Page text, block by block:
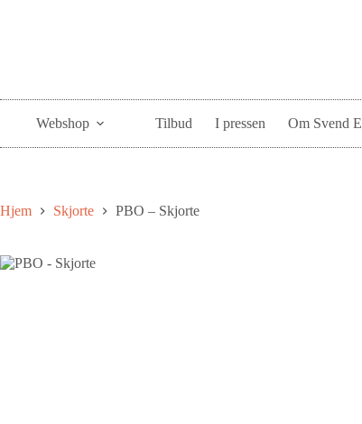
Webshop Tilbud I pressen Om Svend E
Hjem Skjorte PBO – Skjorte